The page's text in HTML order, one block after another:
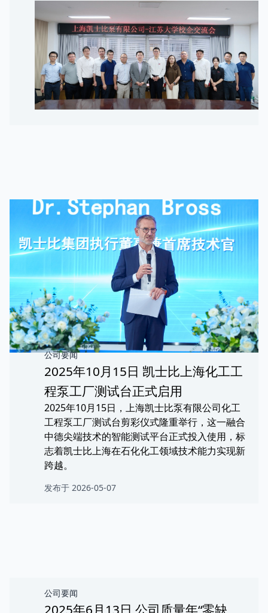
公司要闻
2025年10月15日 凯士比上海化工工
程泵工厂测试台正式启用
2025年10月15日，上海凯士比泵有限公司化工
工程泵工厂测试台剪彩仪式隆重举行，这一融合
中德尖端技术的智能测试平台正式投入使用，标
志着凯士比上海在石化化工领域技术能力实现新
跨越。
发布于 2026-05-07
公司要闻
2025年6月13日 公司质量年“零缺